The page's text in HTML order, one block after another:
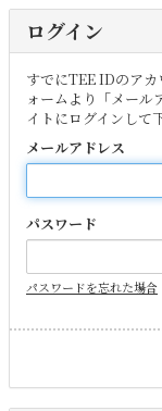
ログイン
すでにTEE IDのア
ォームより「メール
イトにログインして
メールアドレス
パスワード
パスワードを忘れた場合